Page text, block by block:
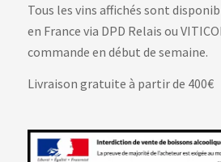
Tous les vins affichés sont
en France via DPD Relais ou
commande en début de semaine.
Livraison gratuite à partir de 400€